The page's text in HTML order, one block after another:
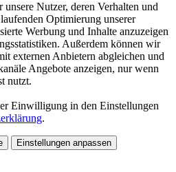
Nutzer, deren Verhalten und
Optimierung unserer
Werbung und Inhalte anzuzeigen
Außerdem können wir
externen Anbietern abgleichen und
Angebote anzeigen, nur wenn
nutzt.
Einwilligung in den Einstellungen
.
Einstellungen anpassen